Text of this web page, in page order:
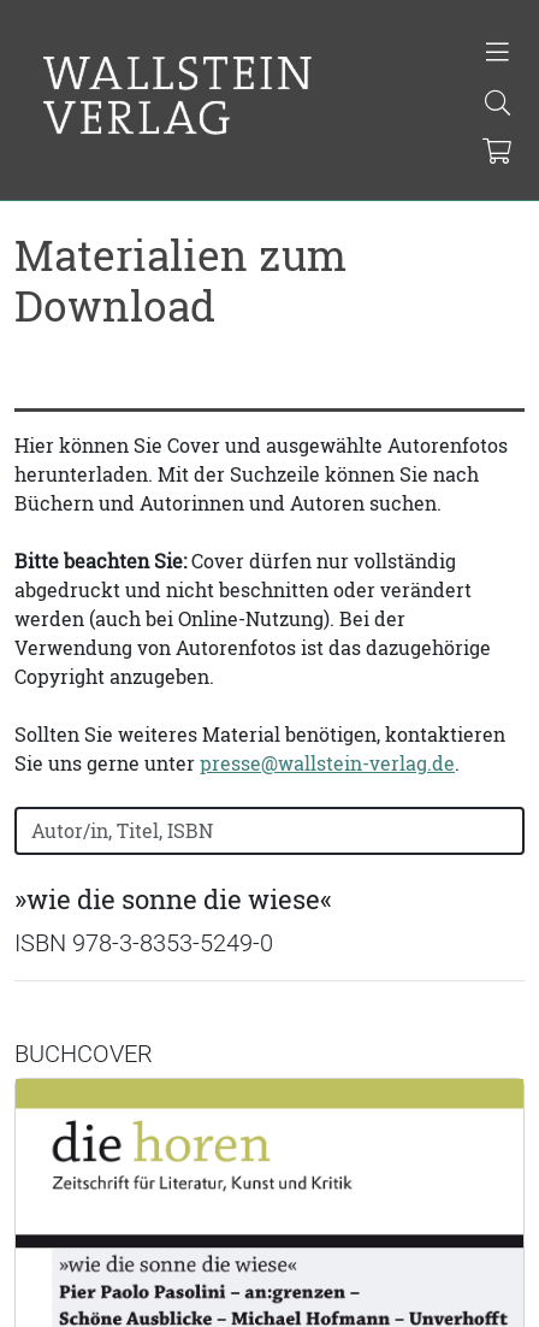
Materialien zum
Download
Hier können Sie Cover und ausgewählte Autorenfotos
herunterladen. Mit der Suchzeile können Sie nach
Büchern und Autorinnen und Autoren suchen.
Bitte beachten Sie:Cover dürfen nur vollständig
abgedruckt und nicht beschnitten oder verändert
werden (auch bei Online-Nutzung). Bei der
Verwendung von Autorenfotos ist das dazugehörige
Copyright anzugeben.
Sollten Sie weiteres Material benötigen, kontaktieren
Sie uns gerne unterpresse@wallstein-verlag.de.
Bücher nach Buchtitel, Autorennamen oder ISBN
»wie die sonne die wiese«
ISBN 978-3-8353-5249-0
BUCHCOVER